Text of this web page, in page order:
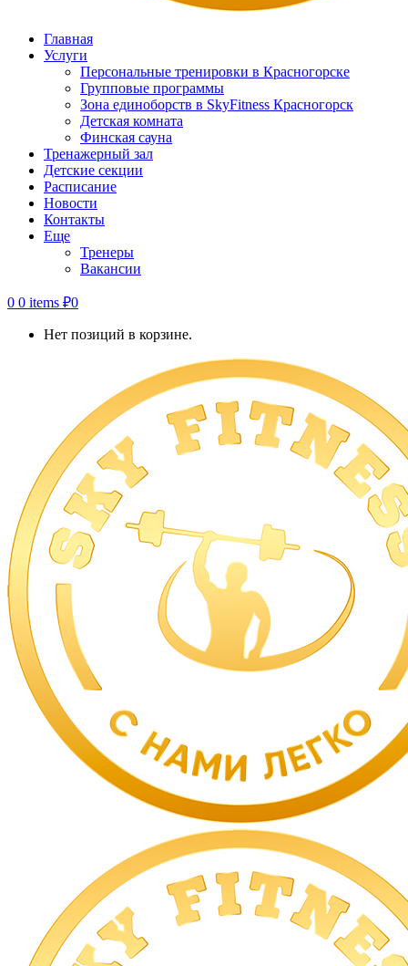
Главная
Услуги
Персональные тренировки в Красногорске
Групповые программы
Зона единоборств в SkyFitness Красногорск
Детская комната
Финская сауна
Тренажерный зал
Детские секции
Расписание
Новости
Контакты
Еще
Тренеры
Вакансии
0 0 items ₽0
Нет позиций в корзине.